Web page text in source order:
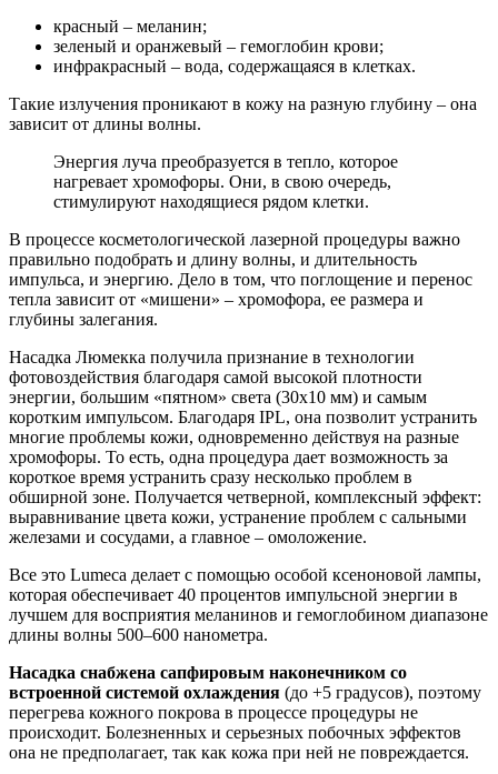
красный – меланин;
зеленый и оранжевый – гемоглобин крови;
инфракрасный – вода, содержащаяся в клетках.
Такие излучения проникают в кожу на разную глубину – она
зависит от длины волны.
Энергия луча преобразуется в тепло, которое
нагревает хромофоры. Они, в свою очередь,
стимулируют находящиеся рядом клетки.
В процессе косметологической лазерной процедуры важно
правильно подобрать и длину волны, и длительность
импульса, и энергию. Дело в том, что поглощение и перенос
тепла зависит от «мишени» – хромофора, ее размера и
глубины залегания.
Насадка Люмекка получила признание в технологии
фотовоздействия благодаря самой высокой плотности
энергии, большим «пятном» света (30х10 мм) и самым
коротким импульсом. Благодаря IPL, она позволит устранить
многие проблемы кожи, одновременно действуя на разные
хромофоры. То есть, одна процедура дает возможность за
короткое время устранить сразу несколько проблем в
обширной зоне. Получается четверной, комплексный эффект:
выравнивание цвета кожи, устранение проблем с сальными
железами и сосудами, а главное – омоложение.
Все это Lumeca делает с помощью особой ксеноновой лампы,
которая обеспечивает 40 процентов импульсной энергии в
лучшем для восприятия меланинов и гемоглобином диапазоне
длины волны 500–600 нанометра.
Насадка снабжена сапфировым наконечником со
встроенной системой охлаждения (до +5 градусов), поэтому
перегрева кожного покрова в процессе процедуры не
происходит. Болезненных и серьезных побочных эффектов
она не предполагает, так как кожа при ней не повреждается.